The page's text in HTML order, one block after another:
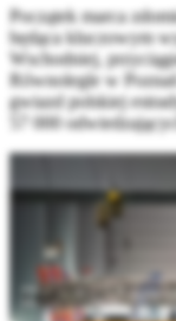
Początek marca
będąca kluczowym
Wschodniej,
Równolegle w
gwiazd polskiej
57 000